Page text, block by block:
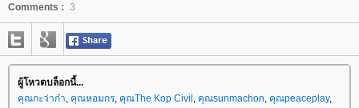
Comments : 3
ผู้โหวตบล็อกนี้...
คุณกะว่าก๋า, คุณหอมกร, คุณThe Kop Civil , คุณsunmachon, คุณpeaceplay,